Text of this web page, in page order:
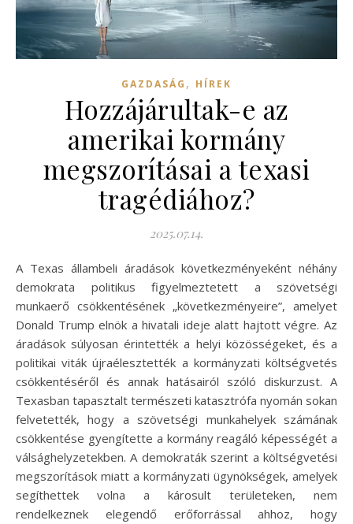
GAZDASÁG , HÍREK
Hozzájárultak-e az
amerikai kormány
megszorításai a texasi
tragédiához?
2025.07.14.
A Texas állambeli áradások következményeként néhány
demokrata politikus figyelmeztetett a szövetségi
munkaerő csökkentésének „következményeire”, amelyet
Donald Trump elnök a hivatali ideje alatt hajtott végre. Az
áradások súlyosan érintették a helyi közösségeket, és a
politikai viták újraélesztették a kormányzati költségvetés
csökkentéséről és annak hatásairól szóló diskurzust. A
Texasban tapasztalt természeti katasztrófa nyomán sokan
felvetették, hogy a szövetségi munkahelyek számának
csökkentése gyengítette a kormány reagáló képességét a
válsághelyzetekben. A demokraták szerint a költségvetési
megszorítások miatt a kormányzati ügynökségek, amelyek
segíthettek volna a károsult területeken, nem
rendelkeznek elegendő erőforrással ahhoz, hogy